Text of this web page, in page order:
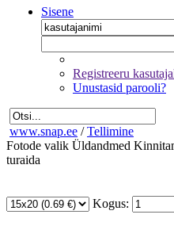
Sisene
Registreeru
Unustasid parooli?
www.snap.ee / Tellimine
Fotode valik Üldandmed
turaida
Kogus: